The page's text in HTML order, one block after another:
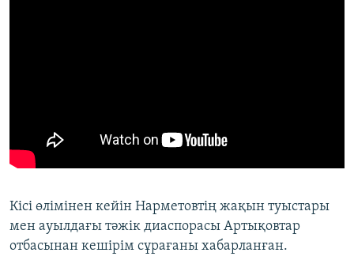
Кісі өлімінен кейін Нарметовтің жақын туыстары
мен ауылдағы тәжік диаспорасы Артықовтар
отбасынан кешірім сұрағаны хабарланған.